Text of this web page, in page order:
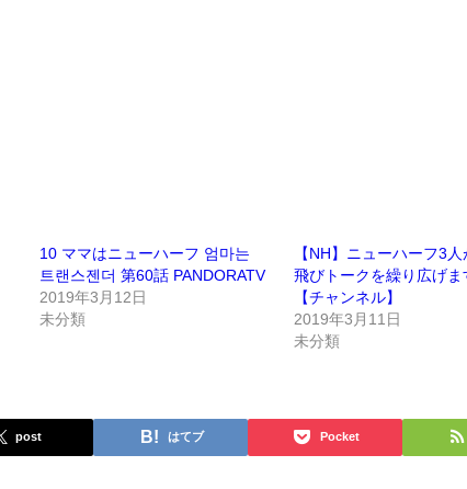
10 ママはニューハーフ 엄마는
트랜스젠더 第60話 PANDORATV
2019年3月12日
未分類
【NH】ニューハーフ3人
飛びトークを繰り広げま
【チャンネル】
2019年3月11日
未分類
post はてブ Pocket